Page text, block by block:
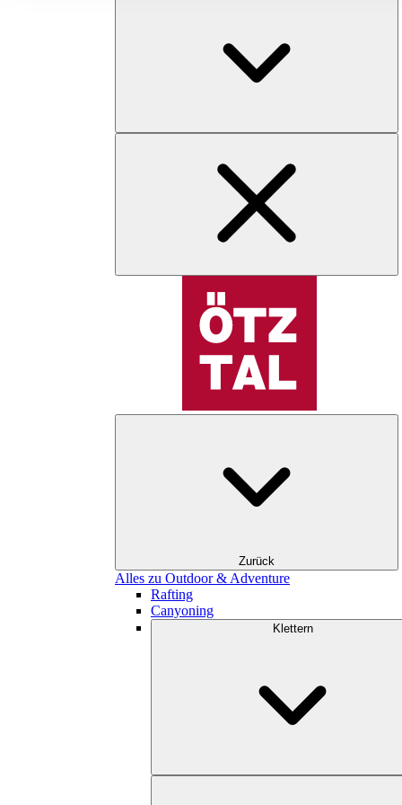
Zurück
Alles zu Outdoor & Adventure
Rafting
Canyoning
Klettern